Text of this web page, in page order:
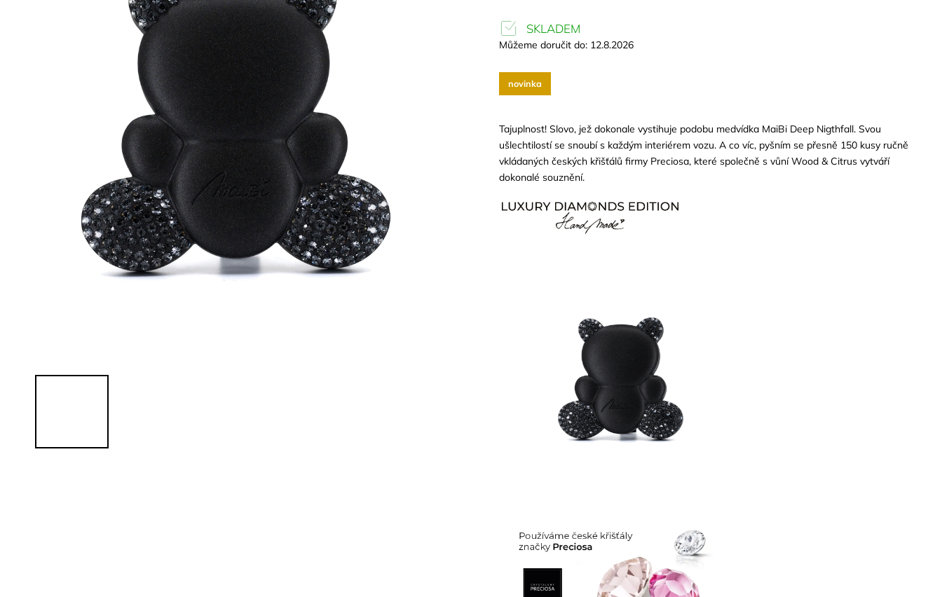
novinka
Tajuplnost! Slovo, jež dokonale vystihuje podobu medvídka MaiBi Deep Nigthfall. Svou
ušlechtilostí se snoubí s každým interiérem vozu. A co víc, pyšním se přesně 150 kusy ručně
vkládaných českých křišťálů firmy Preciosa, které společně s vůní Wood & Citrus vytváří
dokonalé souznění.
SKLADEM
Můžeme doručit do: 12.8.2026